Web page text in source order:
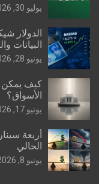
يوليو 30, 2026
الدولار
البيانات
يونيو 28, 2026
كيف يمكن
الأسواق؟
يونيو 17, 2026
أربعة
الحالي
يونيو 8, 2026